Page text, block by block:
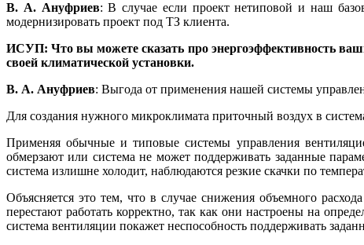
В. А. Ануфриев: В случае если проект нетиповой и наш
модернизировать проект под ТЗ клиента.
ИСУП: Что вы можете сказать про энергоэффективность
своей климатической установки.
В. А. Ануфриев: Выгода от применения нашей системы
Для создания нужного микроклимата приточный воздух в
Применяя обычные и типовые системы управления
обмерзают или система не может поддерживать заданные
система излишне холодит, наблюдаются резкие скачки по
Объясняется это тем, что в случае снижения объемного
перестают работать корректно, так как они настроены на
система вентиляции покажет неспособность поддерживать